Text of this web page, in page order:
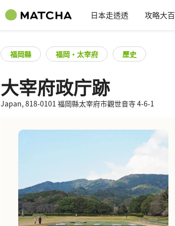
日本走透透 攻略大
福岡縣 福岡・太宰府 歷史
大宰府政庁跡
Japan, 818-0101 福岡縣太宰府市觀世音寺 4-6-1